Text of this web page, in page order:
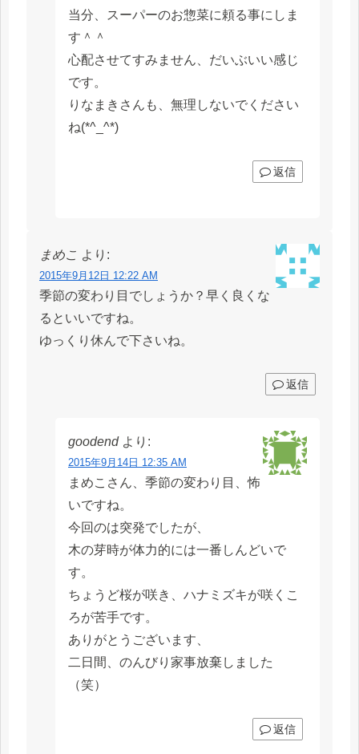
当分、スーパーのお惣菜に頼る事にしま
す＾＾
心配させてすみません、だいぶいい感じ
です。
りなまきさんも、無理しないでください
ね(*^_^*)
返信
まめこ より:
2015年9月12日 12:22 AM
季節の変わり目でしょうか？早く良くな
るといいですね。
ゆっくり休んで下さいね。
返信
goodend より:
2015年9月14日 12:35 AM
まめこさん、季節の変わり目、怖
いですね。
今回のは突発でしたが、
木の芽時が体力的には一番しんどいで
す。
ちょうど桜が咲き、ハナミズキが咲くこ
ろが苦手です。
ありがとうございます、
二日間、のんびり家事放棄しました
（笑）
返信